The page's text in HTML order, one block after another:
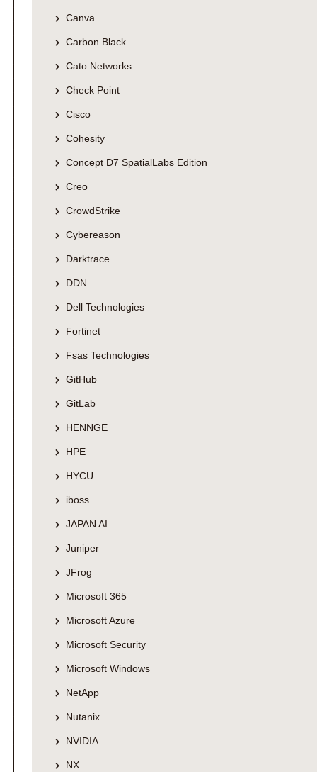
Canva
Carbon Black
Cato Networks
Check Point
Cisco
Cohesity
Concept D7 SpatialLabs Edition
Creo
CrowdStrike
Cybereason
Darktrace
DDN
Dell Technologies
Fortinet
Fsas Technologies
GitHub
GitLab
HENNGE
HPE
HYCU
iboss
JAPAN AI
Juniper
JFrog
Microsoft 365
Microsoft Azure
Microsoft Security
Microsoft Windows
NetApp
Nutanix
NVIDIA
NX